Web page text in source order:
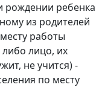
рождении ребенка
из родителей
работы
лицо, их
не учится) -
по месту